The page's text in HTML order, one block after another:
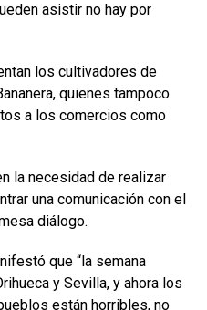
asistir no hay por
los cultivadores de
quienes tampoco
a los comercios como
la necesidad de realizar
una comunicación con el
diálogo.
que “la semana
y Sevilla, y ahora los
están horribles, no